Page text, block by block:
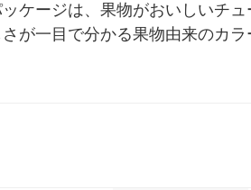
ケージは、果物がおいしいチ
が一目で分かる果物由来のカ